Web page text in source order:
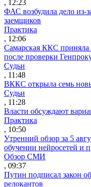
, 12:23
ФАС возбудила дело из-
заемщиков
Практика
, 12:06
Самарская ККС приняла
после проверки
Судьи
, 11:48
ВККС открыла семь
Судьи
, 11:28
Власти обсуждают
Практика
, 10:50
Утренний обзор за 5
обучении нейросетей и
Обзор СМИ
, 09:37
Путин подписал закон
релокантов